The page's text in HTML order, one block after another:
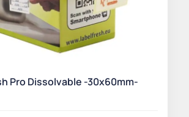
Pro Dissolvable -30x60mm-